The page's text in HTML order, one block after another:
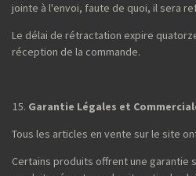
jointe à l'envoi, faute de quoi, il sera
Le délai de rétractation expire
réception de la commande.
Garantie Légales et
Tous les articles en vente sur le site
Certains produits offrent une garantie